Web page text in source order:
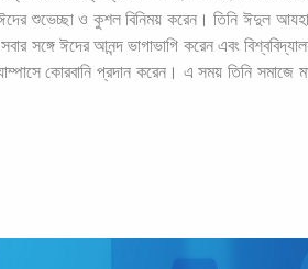
শুভেচ্ছা ও কুশল বিনিময় করেন। তিনি ঈদুল
সঙ্গে ঈদের আনন্দ ভাগাভাগি করেন এবং
কোরবানি প্রদান করেন। এ সময় তিনি সমাজে